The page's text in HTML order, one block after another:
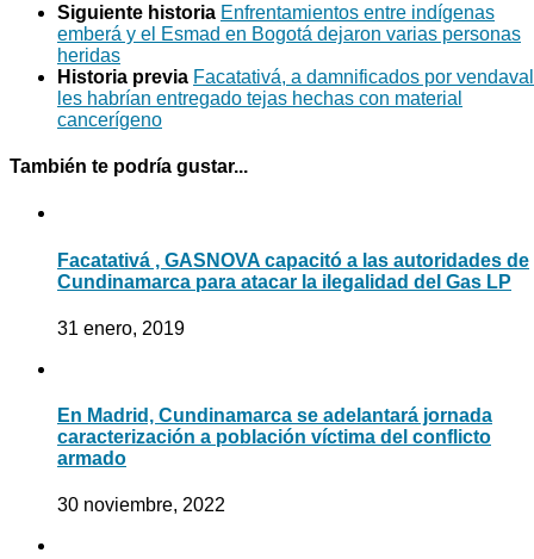
Siguiente historia Enfrentamientos entre indígenas
emberá y el Esmad en Bogotá dejaron varias personas
heridas
Historia previa Facatativá, a damnificados por vendaval
les habrían entregado tejas hechas con material
cancerígeno
También te podría gustar...
Facatativá , GASNOVA capacitó a las autoridades de
Cundinamarca para atacar la ilegalidad del Gas LP
31 enero, 2019
En Madrid, Cundinamarca se adelantará jornada
caracterización a población víctima del conflicto
armado
30 noviembre, 2022